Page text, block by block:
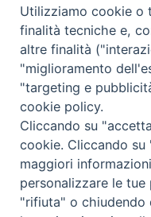
Contatti:Tel.:
E-mail:
Orari: dal
Lunedì,
Diocesi
Utilizziamo cookie o
finalità tecniche e,
altre finalità
"miglioramento
"targeting e
cookie policy.
Cliccando su
cookie. Cliccando
maggiori
personalizzare le
"rifiuta" o chiudendo